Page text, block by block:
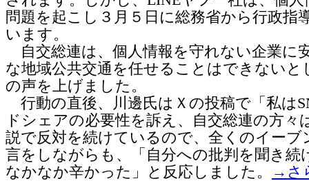
問題を起こし３月５日に総務省から行政指
います。
自交総連は、個人情報を守れない企業に
な地域公共交通を任せることはできないと
の声を上げました。
行動の直後、川邊氏はＸの投稿で「私は
ドシェアの必要性を訴え、自交総連の方々
説で反対を続けているので、全くのイーブ
言をしながらも、「自分への批判を聞き続
なかなか辛かった」と反応しました。
→さ